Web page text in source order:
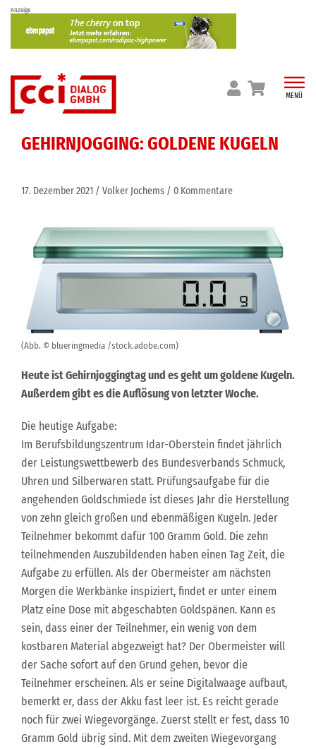
Skip
content
Anzeige
MENÜ
GEHIRNJOGGING: GOLDENE KUGELN
17. Dezember 2021 Volker Jochems 0 Kommentare
(Abb. © blueringmedia /stock.adobe.com)
Heute ist Gehirnjoggingtag und es geht um goldene Kugeln.
Außerdem gibt es die Auflösung von letzter Woche.
Die heutige Aufgabe:
Im Berufsbildungszentrum Idar-Oberstein findet jährlich
der Leistungswettbewerb des Bundesverbands Schmuck,
Uhren und Silberwaren statt. Prüfungsaufgabe für die
angehenden Goldschmiede ist dieses Jahr die Herstellung
von zehn gleich großen und ebenmäßigen Kugeln. Jeder
Teilnehmer bekommt dafür 100 Gramm Gold. Die zehn
teilnehmenden Auszubildenden haben einen Tag Zeit, die
Aufgabe zu erfüllen. Als der Obermeister am nächsten
Morgen die Werkbänke inspiziert, findet er unter einem
Platz eine Dose mit abgeschabten Goldspänen. Kann es
sein, dass einer der Teilnehmer, ein wenig von dem
kostbaren Material abgezweigt hat? Der Obermeister will
der Sache sofort auf den Grund gehen, bevor die
Teilnehmer erscheinen. Als er seine Digitalwaage aufbaut,
bemerkt er, dass der Akku fast leer ist. Es reicht gerade
noch für zwei Wiegevorgänge. Zuerst stellt er fest, dass 10
Gramm Gold übrig sind. Mit dem zweiten Wiegevorgang